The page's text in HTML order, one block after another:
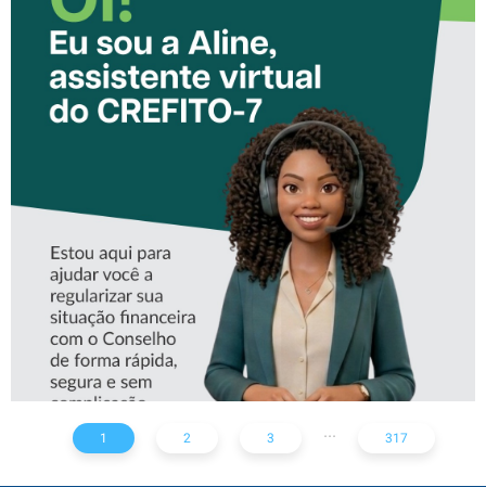
CONHEÇA A ‘ALINE’,
ASSISTENTE VIRTUAL DO
CREFITO-7
1 2 3 ... 317